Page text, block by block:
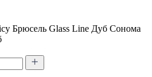
Брюсель Glass Line Дуб Сонома